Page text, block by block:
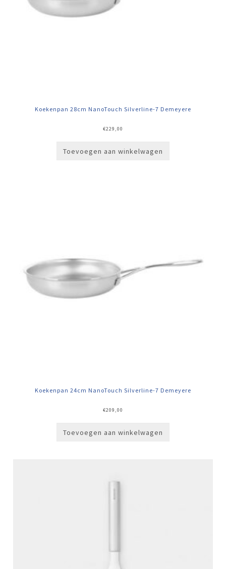
Koekenpan 28cm NanoTouch Silverline-7 Demeyere
€229,00
Toevoegen aan winkelwagen
Koekenpan 24cm NanoTouch Silverline-7 Demeyere
€209,00
Toevoegen aan winkelwagen